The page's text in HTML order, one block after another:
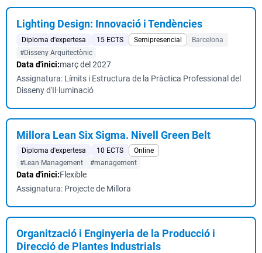
Lighting Design: Innovació i Tendències
Diploma d'expertesa 15 ECTS Semipresencial
Barcelona
#Disseny Arquitectònic
Data d'inici:març del 2027
Assignatura: Límits i Estructura de la Pràctica Professional del
Disseny d'Il·luminació
Millora Lean Six Sigma. Nivell Green Belt
Diploma d'expertesa 10 ECTS
Online
#Lean Management
#management
Data d'inici:Flexible
Assignatura: Projecte de Millora
Organització i Enginyeria de la Producció i
Direcció de Plantes Industrials